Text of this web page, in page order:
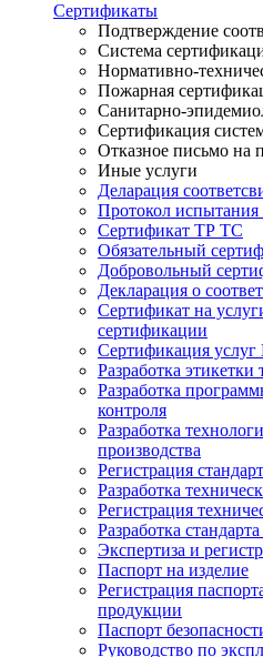
Сертификаты
Подтверждение
Система
Нормативно-
Пожарная
Санитарно-
Сертификация
Отказное письмо на
Иные услуги
Деларация
Протокол
Сертификат ТР ТС
Обязательный
Добровольный
Декларация о
Сертификат на
сертификации
Сертификация
Разработка этикетки
Разработка
контроля
Разработка
производства
Регистрация
Разработка
Регистрация
Разработка
Экспертиза и
Паспорт на изделие
Регистрация
продукции
Паспорт
Руководство по